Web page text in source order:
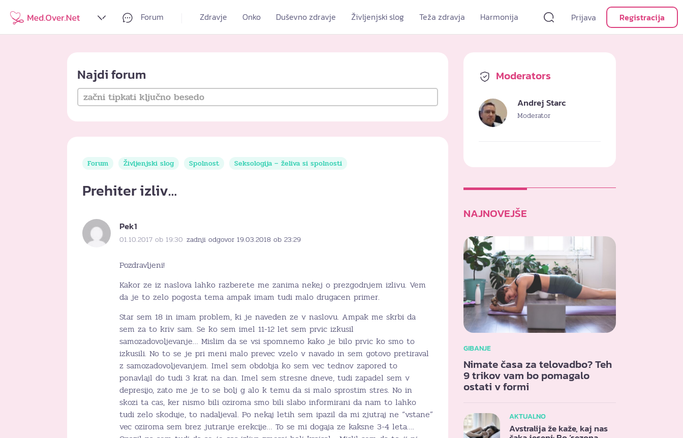
Forum Zdravje Onko Duševno zdravje Življenjski slog Teža zdravja Harmonija Prijava Registracija
Najdi forum
Forum Življenjski slog Spolnost Seksologija – želiva si spolnosti
Prehiter izliv…
Pek1
01.10.2017 ob 19:30 zadnji odgovor 19.03.2018 ob 23:29
Pozdravljeni!
Kakor ze iz naslova lahko razberete me zanima nekej o prezgodnjem izlivu. Vem
da je to zelo pogosta tema ampak imam tudi malo drugacen primer.
Star sem 18 in imam problem, ki je naveden ze v naslovu. Ampak me skrbi da
sem za to kriv sam. Se ko sem imel 11-12 let sem prvic izkusil
samozadovoljevanje… Mislim da se vsi spomnemo kako je bilo prvic ko smo to
izkusili. No to se je pri meni malo prevec vzelo v navado in sem gotovo pretiraval
z samozadovoljevanjem. Imel sem obdobja ko sem vec tednov zapored to
ponavlajl do tudi 3 krat na dan. Imel sem stresne dneve, tudi zapadel sem v
depresijo, zato me je to se bolj g alo k temu da si malo sprostim stres. No in
skozi ta cas, ker nismo bili oziroma smo bili slabo informirani da nam to lahko
tudi zelo skoduje, to nadaljeval. Po nekaj letih sem ipazil da mi zjutraj ne “vstane”
vec oziroma sem brez jutranje erekcije… To se mi dogaja ze kaksne 3-4 leta….
Moderators
Andrej Starc
Moderator
NAJNOVEJŠE
GIBANJE
Nimate časa za telovadbo? Teh
9 trikov vam bo pomagalo
ostati v formi
AKTUALNO
Avstralija že kaže, kaj nas